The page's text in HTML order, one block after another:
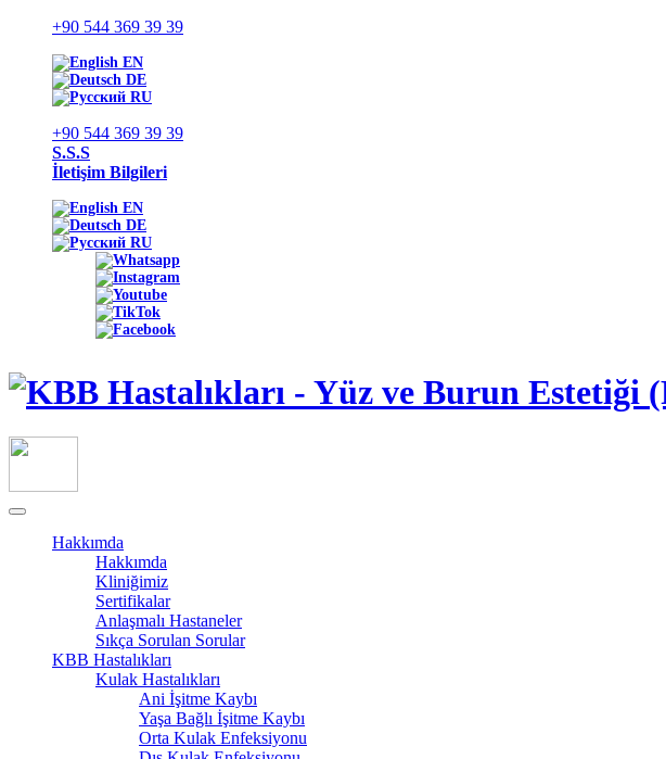
+90 544 369 39 39
EN
DE
RU
+90 544 369 39 39
S.S.S
İletişim Bilgileri
EN
DE
RU
Hakkımda
Hakkımda
Kliniğimiz
Sertifikalar
Anlaşmalı Hastaneler
Sıkça Sorulan Sorular
KBB Hastalıkları
Kulak Hastalıkları
Ani İşitme Kaybı
Yaşa Bağlı İşitme Kaybı
Orta Kulak Enfeksiyonu